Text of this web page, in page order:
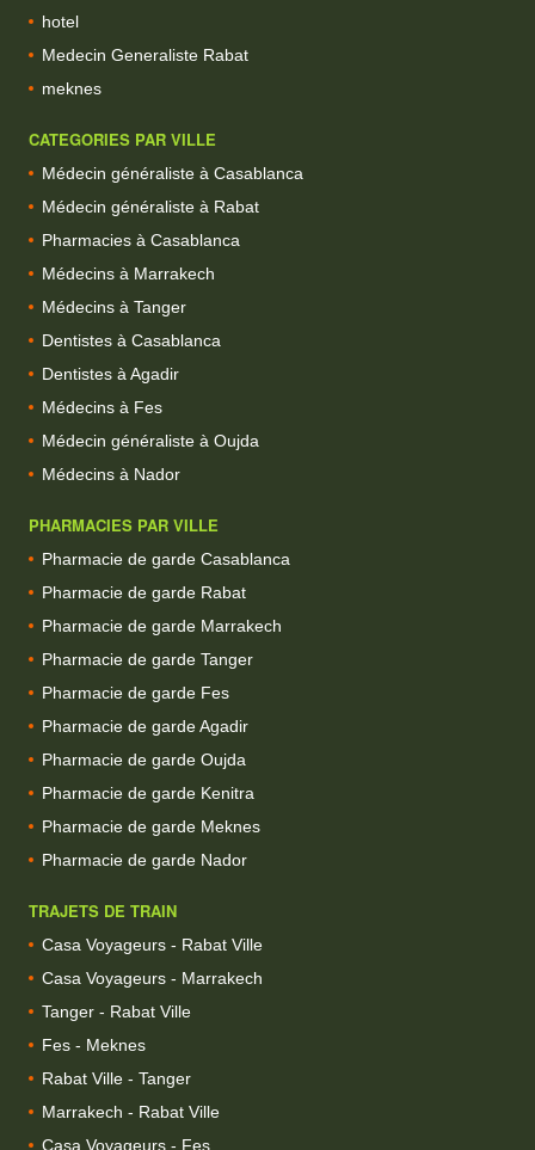
hotel
Medecin Generaliste Rabat
meknes
CATEGORIES PAR VILLE
Médecin généraliste à Casablanca
Médecin généraliste à Rabat
Pharmacies à Casablanca
Médecins à Marrakech
Médecins à Tanger
Dentistes à Casablanca
Dentistes à Agadir
Médecins à Fes
Médecin généraliste à Oujda
Médecins à Nador
PHARMACIES PAR VILLE
Pharmacie de garde Casablanca
Pharmacie de garde Rabat
Pharmacie de garde Marrakech
Pharmacie de garde Tanger
Pharmacie de garde Fes
Pharmacie de garde Agadir
Pharmacie de garde Oujda
Pharmacie de garde Kenitra
Pharmacie de garde Meknes
Pharmacie de garde Nador
TRAJETS DE TRAIN
Casa Voyageurs - Rabat Ville
Casa Voyageurs - Marrakech
Tanger - Rabat Ville
Fes - Meknes
Rabat Ville - Tanger
Marrakech - Rabat Ville
Casa Voyageurs - Fes